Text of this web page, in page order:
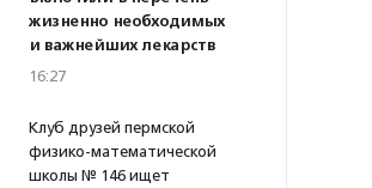
жизненно необходимых
и важнейших лекарств
16:27
Клуб друзей пермской
физико-математической
школы № 146 ищет